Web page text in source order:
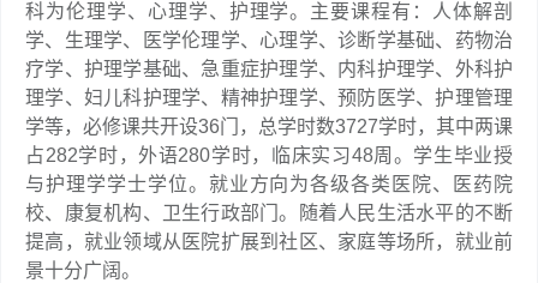
科为伦理学、心理学、护理学。主要课程有：人体解剖
学、生理学、医学伦理学、心理学、诊断学基础、药物治
疗学、护理学基础、急重症护理学、内科护理学、外科护
理学、妇儿科护理学、精神护理学、预防医学、护理管理
学等，必修课共开设36门，总学时数3727学时，其中两课
占282学时，外语280学时，临床实习48周。学生毕业授
与护理学学士学位。就业方向为各级各类医院、医药院
校、康复机构、卫生行政部门。随着人民生活水平的不断
提高，就业领域从医院扩展到社区、家庭等场所，就业前
景十分广阔。